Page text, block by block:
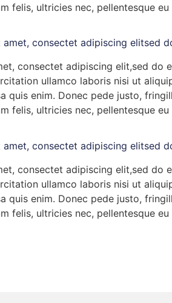
felis, ultricies nec, pellentesque eu
consectet adipiscing elitsed
consectet adipiscing elit,sed do
ullamco laboris nisi ut
quis enim. Donec pede justo,
felis, ultricies nec, pellentesque eu
consectet adipiscing elitsed
consectet adipiscing elit,sed do
ullamco laboris nisi ut
quis enim. Donec pede justo,
felis, ultricies nec, pellentesque eu